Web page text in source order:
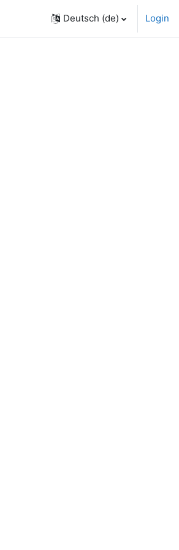
Deutsch ‎(de)‎ Login